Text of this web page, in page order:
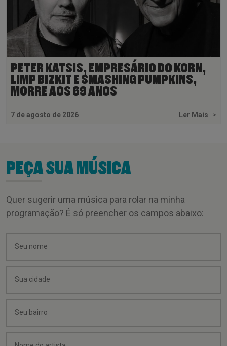
PETER KATSIS, EMPRESÁRIO DO KORN,
LIMP BIZKIT E SMASHING PUMPKINS,
MORRE AOS 69 ANOS
7 de agosto de 2026 Ler Mais >
PEÇA SUA MÚSICA
Quer sugerir uma música para rolar na minha
programação? É só preencher os campos abaixo: